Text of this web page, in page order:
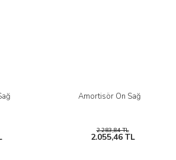
Amortisör Ön Sağ
2.283,84 TL
2.055,46 TL